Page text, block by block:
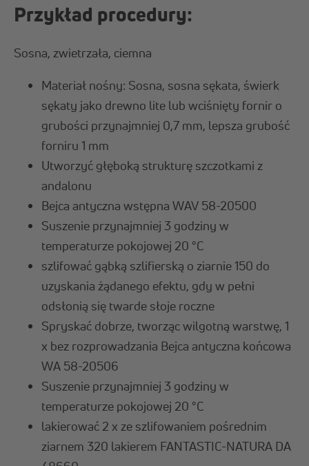
Przykład procedury:
Sosna, zwietrzała, ciemna
Materiał nośny: Sosna, sosna sękata, świerk
sękaty jako drewno lite lub wciśnięty fornir o
grubości przynajmniej 0,7 mm, lepsza grubość
forniru 1 mm
Utworzyć głęboką strukturę szczotkami z
andalonu
Bejca antyczna wstępna WAV 58-20500
Suszenie przynajmniej 3 godziny w
temperaturze pokojowej 20 °C
szlifować gąbką szlifierską o ziarnie 150 do
uzyskania żądanego efektu, gdy w pełni
odsłonią się twarde słoje roczne
Spryskać dobrze, tworząc wilgotną warstwę, 1
x bez rozprowadzania Bejca antyczna końcowa
WA 58-20506
Suszenie przynajmniej 3 godziny w
temperaturze pokojowej 20 °C
lakierować 2 x ze szlifowaniem pośrednim
ziarnem 320 lakierem FANTASTIC-NATURA DA